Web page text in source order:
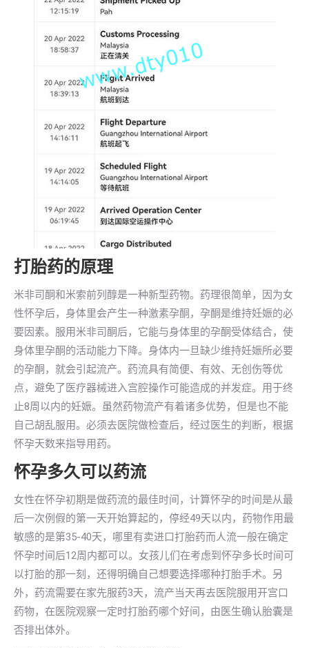
打胎药的原理
米非司酮和米索前列醇是一种新型药物。药理很简单，因为女
性怀孕后，身体里会产生一种激素孕酮，孕酮是维持妊娠的必
要因素。服用米非司酮后，它能与身体里的孕酮受体结合，使
身体里孕酮的活动能力下降。身体内一旦缺少维持妊娠所必要
的孕酮，就会引起流产。药流具有简便、有效、无创伤等优
点，避免了医疗器械进入宫腔操作可能造成的并发症。用于终
止8周以内的妊娠。虽然药物流产有着诸多优势，但是也不能
自己胡乱服用。必须去医院做检查后，经过医生的判断，根据
怀孕天数来指导用药。
怀孕多久可以药流
女性在怀孕初期是做药流的最佳时间，计算怀孕的时间是从最
后一次例假的第一天开始算起的，停经49天以内，药物作用最
敏感的是第35-40天，哪里有卖进口打胎药而人流一般在确定
怀孕时间后12周内都可以。女孩儿们在考虑到怀孕多长时间可
以打胎的那一刻，还得明确自己想要选择哪种打胎手术。另
外，药流需要在家先服药3天，流产当天再去医院服用开宫口
药物，在医院观察一定时打胎药哪个好间，由医生确认胎囊是
否排出体外。